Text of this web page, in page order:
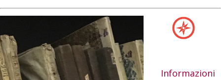
Informazioni